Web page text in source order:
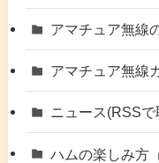
(48)
(9)
アマチュア無線
アマチュア無線
(42)
(5) (41)
ニュース(RSSで
ハムの楽しみ方